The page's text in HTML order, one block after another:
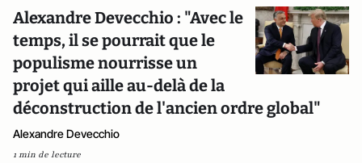
Alexandre Devecchio : "Avec le
temps, il se pourrait que le
populisme nourrisse un
projet qui aille au-delà de la
déconstruction de l'ancien ordre global"
Alexandre Devecchio
1 min de lecture